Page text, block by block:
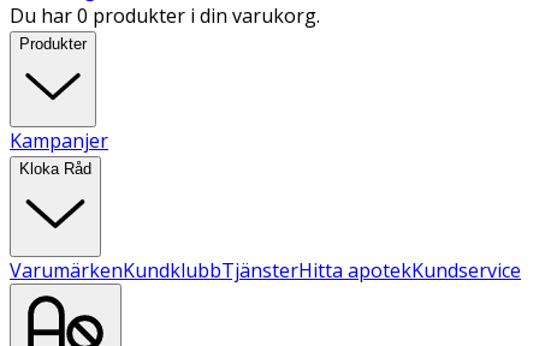
Du har 0 produkter i din varukorg.
Produkter
Kampanjer
Kloka Råd
VarumärkenKundklubbTjänsterHitta apotekKundservice